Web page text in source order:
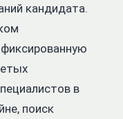
кандидата.
в
поиск